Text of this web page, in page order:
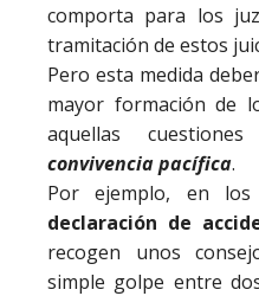
comporta para los
tramitación de estos
Pero esta medida
mayor formación de
aquellas
convivencia pacífica.
Por ejemplo, en los
declaración de
recogen unos
simple golpe entre